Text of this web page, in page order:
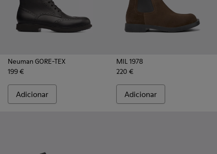
Neuman GORE-TEX
199 €
Adicionar
MIL 1978
220 €
Adicionar